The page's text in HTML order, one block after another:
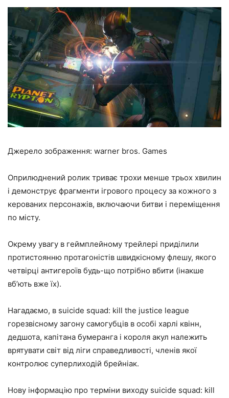
Джерело зображення: warner bros. Games
Оприлюднений ролик триває трохи менше трьох хвилин
і демонструє фрагменти ігрового процесу за кожного з
керованих персонажів, включаючи битви і переміщення
по місту.
Окрему увагу в геймплейному трейлері приділили
протистоянню протагоністів швидкісному флешу, якого
четвірці антигероїв будь-що потрібно вбити (інакше
вб’ють вже їх).
Нагадаємо, в suicide squad: kill the justice league
горезвісному загону самогубців в особі харлі квінн,
дедшота, капітана бумеранга і короля акул належить
врятувати світ від ліги справедливості, членів якої
контролює суперлиходій брейніак.
Нову інформацію про терміни виходу suicide squad: kill